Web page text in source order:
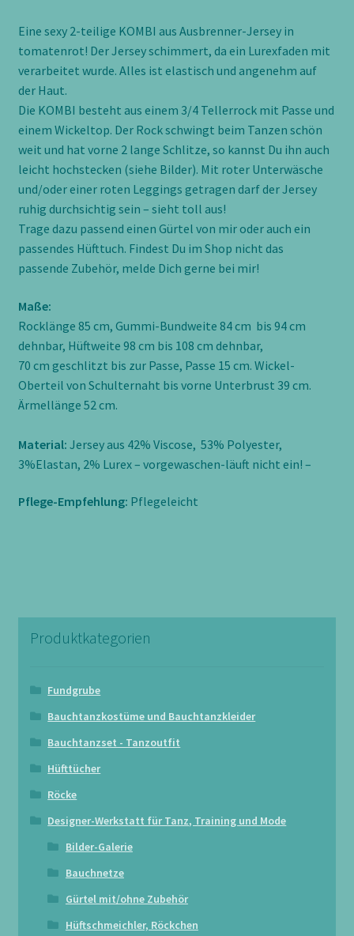
Eine sexy 2-teilige KOMBI aus Ausbrenner-Jersey in
tomatenrot! Der Jersey schimmert, da ein Lurexfaden mit
verarbeitet wurde. Alles ist elastisch und angenehm auf
der Haut.
Die KOMBI besteht aus einem 3/4 Tellerrock mit Passe und
einem Wickeltop. Der Rock schwingt beim Tanzen schön
weit und hat vorne 2 lange Schlitze, so kannst Du ihn auch
leicht hochstecken (siehe Bilder). Mit roter Unterwäsche
und/oder einer roten Leggings getragen darf der Jersey
ruhig durchsichtig sein – sieht toll aus!
Trage dazu passend einen Gürtel von mir oder auch ein
passendes Hüfttuch. Findest Du im Shop nicht das
passende Zubehör, melde Dich gerne bei mir!
Maße:
Rocklänge 85 cm, Gummi-Bundweite 84 cm bis 94 cm
dehnbar, Hüftweite 98 cm bis 108 cm dehnbar,
70 cm geschlitzt bis zur Passe, Passe 15 cm. Wickel-
Oberteil von Schulternaht bis vorne Unterbrust 39 cm.
Ärmellänge 52 cm.
Material: Jersey aus 42% Viscose, 53% Polyester,
3%Elastan, 2% Lurex – vorgewaschen-läuft nicht ein! –
Pflege-Empfehlung: Pflegeleicht
Produktkategorien
Fundgrube
Bauchtanzkostüme und Bauchtanzkleider
Bauchtanzset - Tanzoutfit
Hüfttücher
Röcke
Designer-Werkstatt für Tanz, Training und Mode
Bilder-Galerie
Bauchnetze
Gürtel mit/ohne Zubehör
Hüftschmeichler, Röckchen